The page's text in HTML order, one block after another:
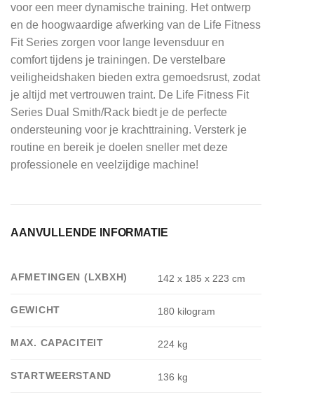
voor een meer dynamische training. Het ontwerp
en de hoogwaardige afwerking van de Life Fitness
Fit Series zorgen voor lange levensduur en
comfort tijdens je trainingen. De verstelbare
veiligheidshaken bieden extra gemoedsrust, zodat
je altijd met vertrouwen traint. De Life Fitness Fit
Series Dual Smith/Rack biedt je de perfecte
ondersteuning voor je krachttraining. Versterk je
routine en bereik je doelen sneller met deze
professionele en veelzijdige machine!
AANVULLENDE INFORMATIE
AFMETINGEN (LXBXH) 142 x 185 x 223 cm
GEWICHT 180 kilogram
MAX. CAPACITEIT 224 kg
STARTWEERSTAND 136 kg